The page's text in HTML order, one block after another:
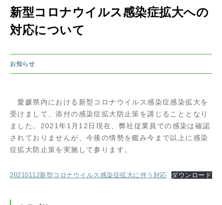
新型コロナウイルス感染症拡大への
対応について
お知らせ
愛媛県内における新型コロナウイルス感染症感染拡大を
受けまして、添付の感染症拡大防止策を講じることとなり
ました。2021年1月12日現在、弊社従業員での感染は確認
されておりませんが、今後の情勢を鑑み今まで以上に感染
症拡大防止策を実施して参ります。
20210112新型コロナウイルス感染症拡大に伴う対応 ダウンロード